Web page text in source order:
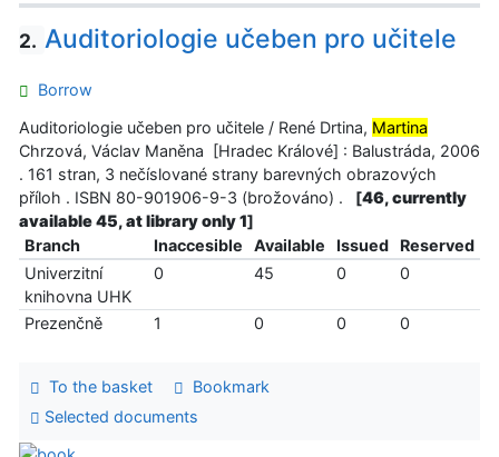
2. Auditoriologie učeben pro učitele
Borrow
Auditoriologie učeben pro učitele / René Drtina, Martina
Chrzová, Václav Maněna [Hradec Králové] : Balustráda, 2006
. 161 stran, 3 nečíslované strany barevných obrazových
příloh . ISBN 80-901906-9-3 (brožováno) .
[46, currently
available 45, at library only 1]
Branch
Inaccesible Available Issued
Reserved
Univerzitní
knihovna UHK
0 45 0 0
Prezenčně 1 0 0 0
To the basket
Bookmark
Selected documents